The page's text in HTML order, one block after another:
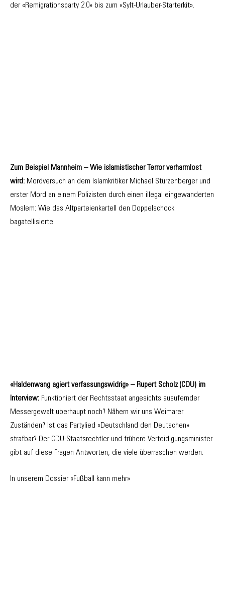
der «Remigrationsparty 2.0» bis zum «Sylt-Urlauber-Starterkit».
Zum Beispiel Mannheim – Wie islamistischer Terror verharmlost
wird: Mordversuch an dem Islamkritiker Michael Stürzenberger und
erster Mord an einem Polizisten durch einen illegal eingewanderten
Moslem: Wie das Altparteienkartell den Doppelschock
bagatellisierte.
«Haldenwang agiert verfassungswidrig» – Rupert Scholz (CDU) im
Interview: Funktioniert der Rechtsstaat angesichts ausufernder
Messergewalt überhaupt noch? Nähern wir uns Weimarer
Zuständen? Ist das Partylied «Deutschland den Deutschen»
strafbar? Der CDU-Staatsrechtler und frühere Verteidigungsminister
gibt auf diese Fragen Antworten, die viele überraschen werden.
In unserem Dossier «Fußball kann mehr»